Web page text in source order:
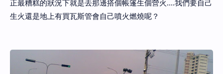
正最糟糕的狀況下就是去那邊搭個帳篷生個營火....我們要自己
生火還是地上有買瓦斯管會自己噴火燃燒呢？